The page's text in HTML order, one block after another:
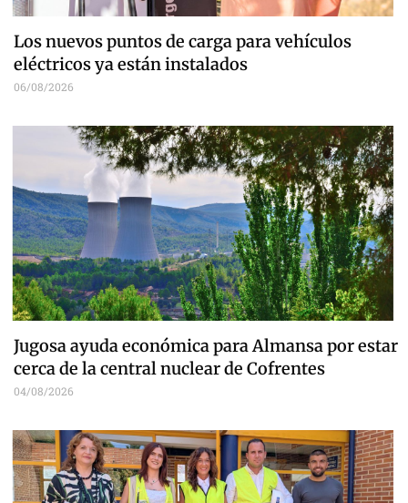
Los nuevos puntos de carga para vehículos
eléctricos ya están instalados
06/08/2026
Jugosa ayuda económica para Almansa por estar
cerca de la central nuclear de Cofrentes
04/08/2026